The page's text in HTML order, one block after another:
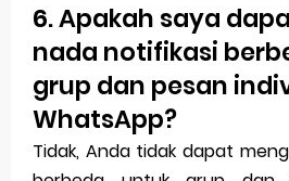
6. Apakah saya
nada notifikasi
grup dan pesan
WhatsApp?
Tidak, Anda tidak dapat